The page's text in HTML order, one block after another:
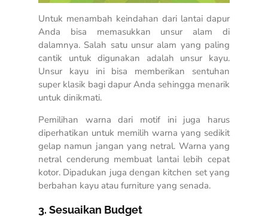
Untuk menambah keindahan dari lantai dapur
Anda bisa memasukkan unsur alam di
dalamnya. Salah satu unsur alam yang paling
cantik untuk digunakan adalah unsur kayu.
Unsur kayu ini bisa memberikan sentuhan
super klasik bagi dapur Anda sehingga menarik
untuk dinikmati.
Pemilihan warna dari motif ini juga harus
diperhatikan untuk memilih warna yang sedikit
gelap namun jangan yang netral. Warna yang
netral cenderung membuat lantai lebih cepat
kotor. Dipadukan juga dengan kitchen set yang
berbahan kayu atau furniture yang senada.
3. Sesuaikan Budget